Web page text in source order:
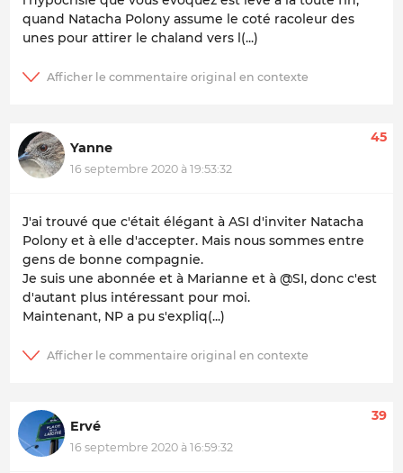
quand Natacha Polony assume le coté racoleur des
unes pour attirer le chaland vers l(...)
Yanne
16 septembre 2020 à 19:53:32
45
J'ai trouvé que c'était élégant à ASI d'inviter Natacha
Polony et à elle d'accepter. Mais nous sommes entre
gens de bonne compagnie.
Je suis une abonnée et à Marianne et à @SI, donc c'est
d'autant plus intéressant pour moi.
Maintenant, NP a pu s'expliq(...)
Ervé
16 septembre 2020 à 16:59:32
39